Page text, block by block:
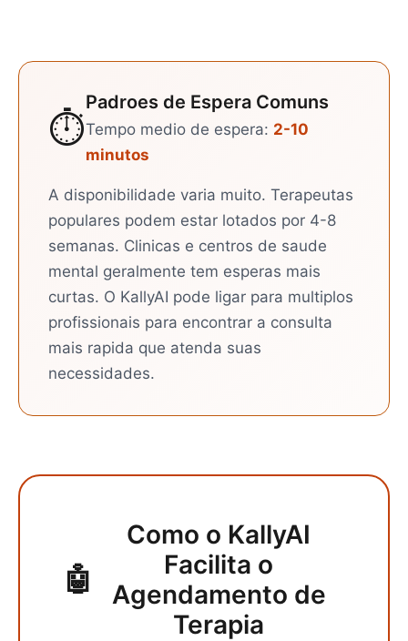
⏱️
Padroes de Espera Comuns
Tempo medio de espera: 2-10
minutos
A disponibilidade varia muito. Terapeutas
populares podem estar lotados por 4-8
semanas. Clinicas e centros de saude
mental geralmente tem esperas mais
curtas. O KallyAI pode ligar para multiplos
profissionais para encontrar a consulta
mais rapida que atenda suas
necessidades.
🤖
Como o KallyAI
Facilita o
Agendamento de
Terapia